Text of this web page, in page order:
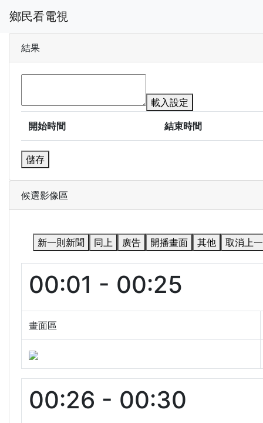
鄉民看電視
結果
載入設定
開始時間
結束時間
儲存
候選影像區
新一則新聞 同上 廣告 開播畫面 其他 取消上
00:01 - 00:25
畫面區
00:26 - 00:30